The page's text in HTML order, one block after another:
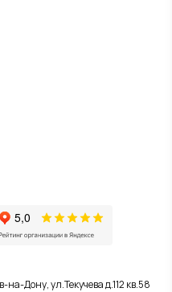
на-Дону, ул.Текучева д.112 кв.58